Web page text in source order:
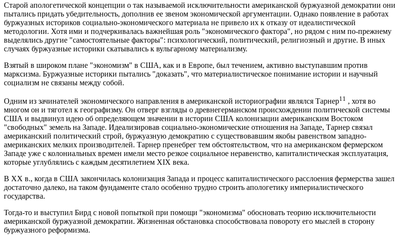
Старой апологетической концепции о так называемой исключительности американской буржуазной демократии они
пытались придать убедительность, дополнив ее звеном экономической аргументации. Однако появление в работах
буржуазных историков социально-экономического материала не привело их к отказу от идеалистической
методологии. Хотя ими и подчеркивалась важнейшая роль "экономического фактора", но рядом с ним по-прежнему
выделялись другие "самостоятельные факторы": психологический, политический, религиозный и другие. В иных
случаях буржуазные историки скатывались к вульгарному материализму.
Взятый в широком плане "экономизм" в США, как и в Европе, был течением, активно выступавшим против
марксизма. Буржуазные историки пытались "доказать", что материалистическое понимание истории и научный
социализм не связаны между собой.
Одним из зачинателей экономического направления в американской историографии являлся Тарнер11 , хотя во
многом он и тяготел к географизму. Он отверг взгляды о древнегерманском происхождении политической системы
США и выдвинул идею об определяющем значении в истории США колонизации американским Востоком
"свободных" земель на Западе. Идеализировав социально-экономические отношения на Западе, Тарнер связал
американский политический строй, буржуазную демократию с существовавшим якобы равенством западно-
американских мелких производителей. Тарнер пренебрег тем обстоятельством, что на американском фермерском
Западе уже с колониальных времен имели место резкое социальное неравенство, капиталистическая эксплуатация,
которые углублялись с каждым десятилетием XIX века.
В XX в., когда в США закончилась колонизация Запада и процесс капиталистического расслоения фермерства зашел
достаточно далеко, на таком фундаменте стало особенно трудно строить апологетику империалистического
государства.
Тогда-то и выступил Бирд с новой попыткой при помощи "экономизма" обосновать теорию исключительности
американской буржуазной демократии. Жизненная обстановка способствовала повороту его мыслей в сторону
буржуазного реформизма.